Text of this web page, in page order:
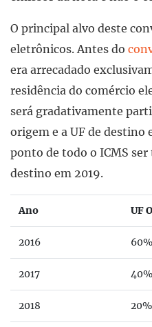
O principal alvo deste
eletrônicos. Antes do
era arrecadado
residência do comércio
será gradativamente
origem e a UF de destino
ponto de todo o ICMS
destino em 2019.
Ano UF
2016 60%
2017 40%
2018 20%